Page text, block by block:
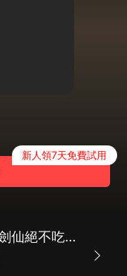
新人領7天免費試用
【喜播聲工場】本劍仙絕不吃軟飯|同名動漫原著|都市玄幻后宮爽文|多人有聲劇